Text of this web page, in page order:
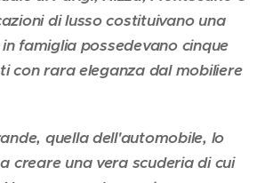
di lusso costituivano una
famiglia possedevano cinque
con rara eleganza dal mobiliere
quella dell'automobile, lo
creare una vera scuderia di cui